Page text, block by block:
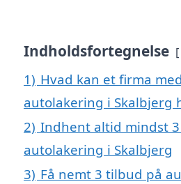
Indholdsfortegnelse
1) Hvad kan et firma
autolakering i Skalbjerg
2) Indhent altid mindst
autolakering i Skalbjerg
3) Få nemt 3 tilbud på